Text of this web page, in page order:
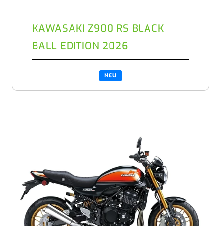
KAWASAKI Z900 RS BLACK
BALL EDITION 2026
NEU